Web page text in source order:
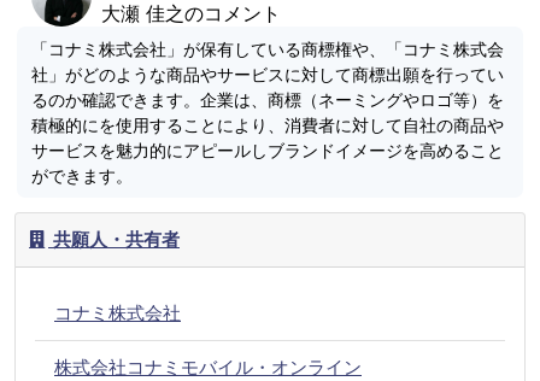
大瀬 佳之のコメント
「コナミ株式会社」が保有している商標権や、「コナミ株式会
社」がどのような商品やサービスに対して商標出願を行ってい
るのか確認できます。企業は、商標（ネーミングやロゴ等）を
積極的にを使用することにより、消費者に対して自社の商品や
サービスを魅力的にアピールしブランドイメージを高めること
ができます。
共願人・共有者
コナミ株式会社
株式会社コナミモバイル・オンライン